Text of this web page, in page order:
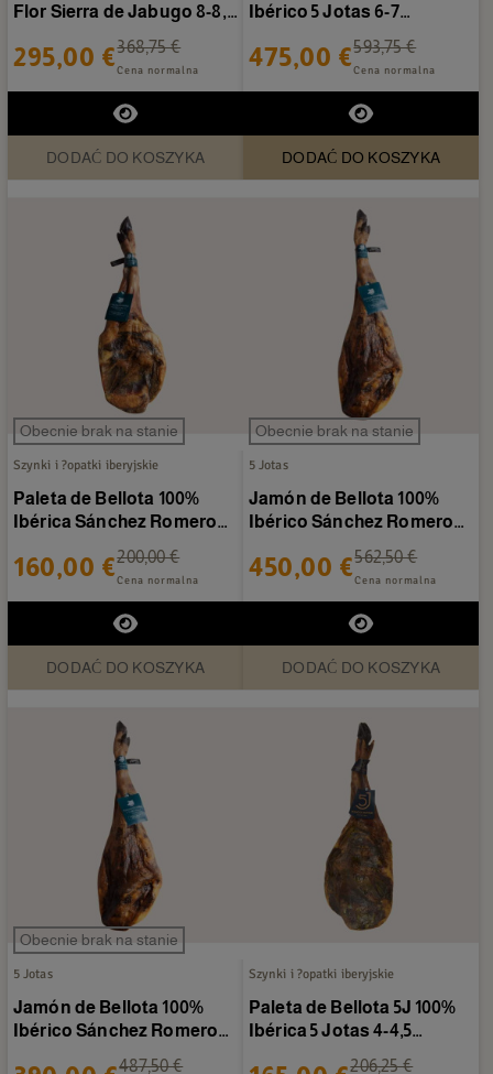
Flor Sierra de Jabugo 8-8,5
295,00 €368,75 €
Cena normalna
DODAĆ DO KOSZYKA
Ibérico 5 Jotas 6-7
475,00 €593,75 €
Cena normalna
DODAĆ DO KOSZYKA
Obecnie brak na stanie
Szynki i ?opatki iberyjskie
Paleta de Bellota 100%
Ibérica Sánchez Romero
160,00 €200,00 €
Cena normalna
DODAĆ DO KOSZYKA
Obecnie brak na stanie
5 Jotas
Jamón de Bellota 100%
Ibérico Sánchez Romero
450,00 €562,50 €
Cena normalna
DODAĆ DO KOSZYKA
Obecnie brak na stanie
5 Jotas
Jamón de Bellota 100%
Ibérico Sánchez Romero
487,50 €
Szynki i ?opatki iberyjskie
Paleta de Bellota 5J 100%
Ibérica 5 Jotas 4-4,5
206,25 €